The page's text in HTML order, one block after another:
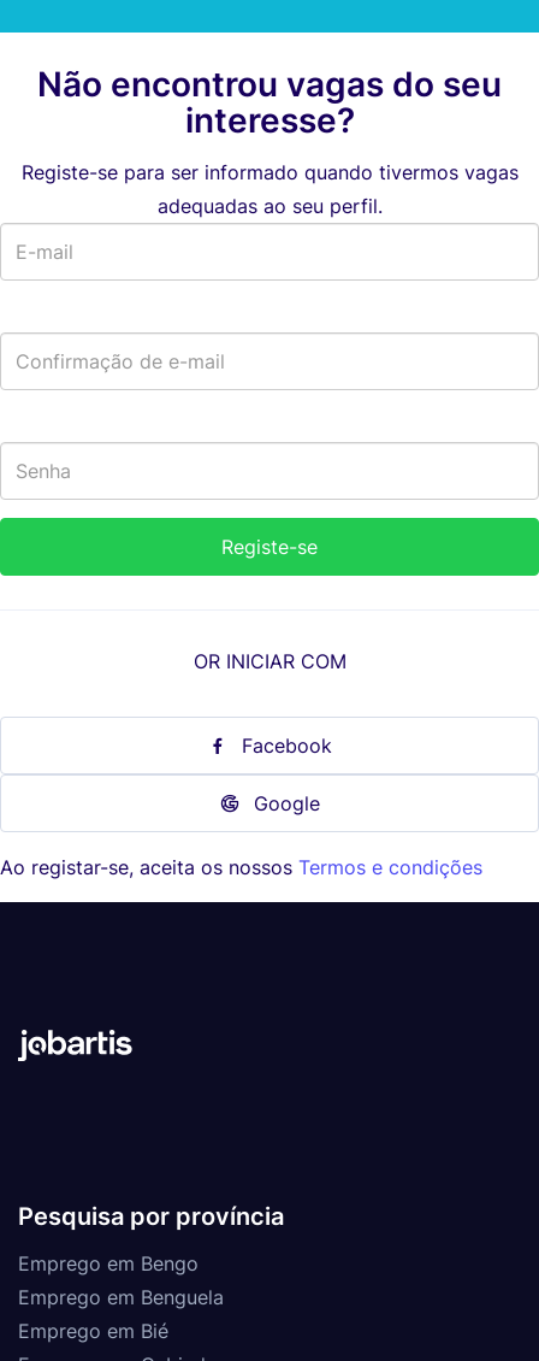
Não encontrou vagas do seu
interesse?
Registe-se para ser informado quando tivermos vagas
adequadas ao seu perfil.
OR INICIAR COM
Facebook
Google
Ao registar-se, aceita os nossos Termos e condições
Pesquisa por província
Emprego em Bengo
Emprego em Benguela
Emprego em Bié